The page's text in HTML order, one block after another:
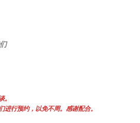
行预约，以免不周。感谢配合。